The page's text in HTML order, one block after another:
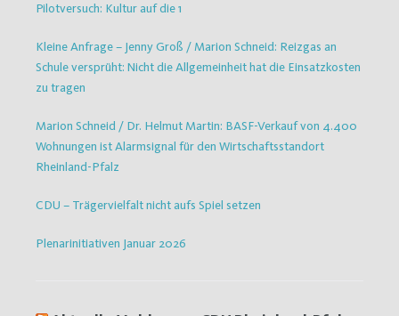
Pilotversuch: Kultur auf die 1
Kleine Anfrage – Jenny Groß / Marion Schneid: Reizgas an
Schule versprüht: Nicht die Allgemeinheit hat die Einsatzkosten
zu tragen
Marion Schneid / Dr. Helmut Martin: BASF-Verkauf von 4.400
Wohnungen ist Alarmsignal für den Wirtschaftsstandort
Rheinland-Pfalz
CDU – Trägervielfalt nicht aufs Spiel setzen
Plenarinitiativen Januar 2026